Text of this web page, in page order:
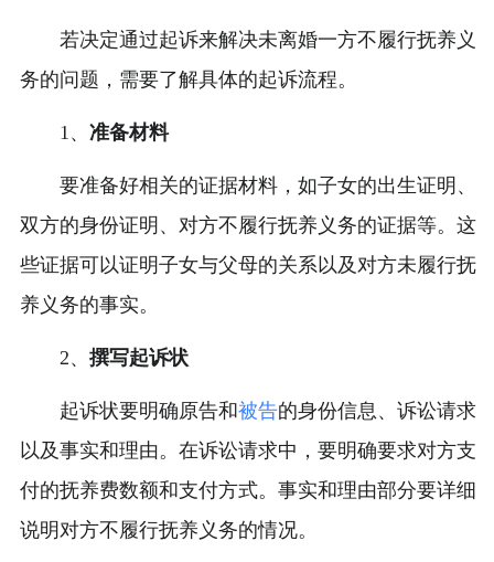
若决定通过起诉来解决未离婚一方不履行抚养义
务的问题，需要了解具体的起诉流程。
1、 准备材料
要准备好相关的证据材料，如子女的出生证明、
双方的身份证明、对方不履行抚养义务的证据等。这
些证据可以证明子女与父母的关系以及对方未履行抚
养义务的事实。
2、 撰写起诉状
起诉状要明确原告和被告的身份信息、诉讼请求
以及事实和理由。在诉讼请求中，要明确要求对方支
付的抚养费数额和支付方式。事实和理由部分要详细
说明对方不履行抚养义务的情况。